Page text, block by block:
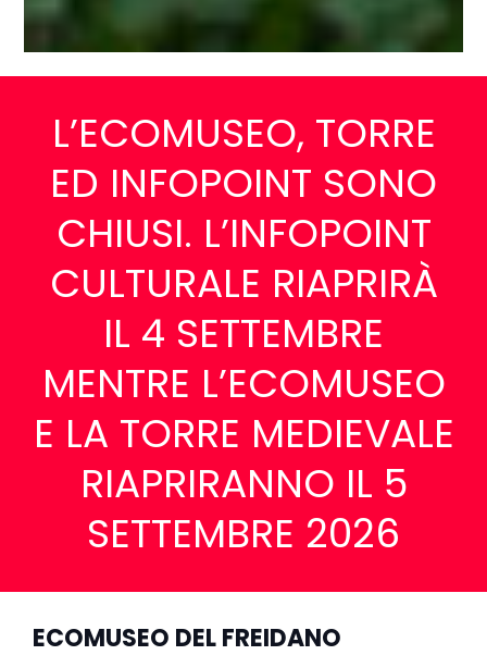
L’ECOMUSEO, TORRE
ED INFOPOINT SONO
CHIUSI. L’INFOPOINT
CULTURALE RIAPRIRÀ
IL 4 SETTEMBRE
MENTRE L’ECOMUSEO
E LA TORRE MEDIEVALE
RIAPRIRANNO IL 5
SETTEMBRE 2026
ECOMUSEO DEL FREIDANO